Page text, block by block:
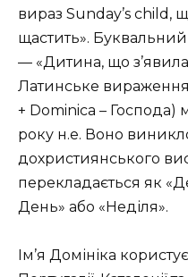
вираз Sunday’s child,
щастить».
— «Дитина, що
Латинське вираження
+ Dominica – Господа)
року н.е. Воно
дохристиянського
перекладається як
День» або «Неділя».
Ім’я Домініка